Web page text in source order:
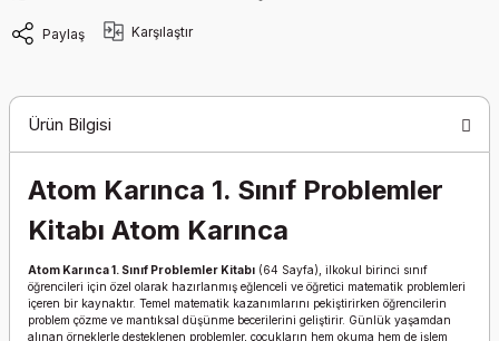
Paylaş Karşılaştır
Ürün Bilgisi
Atom Karınca 1. Sınıf Problemler
Kitabı Atom Karınca
Atom Karınca 1. Sınıf Problemler Kitabı (64 Sayfa), ilkokul birinci sınıf
öğrencileri için özel olarak hazırlanmış eğlenceli ve öğretici matematik problemleri
içeren bir kaynaktır. Temel matematik kazanımlarını pekiştirirken öğrencilerin
problem çözme ve mantıksal düşünme becerilerini geliştirir. Günlük yaşamdan
alınan örneklerle desteklenen problemler, çocukların hem okuma hem de işlem